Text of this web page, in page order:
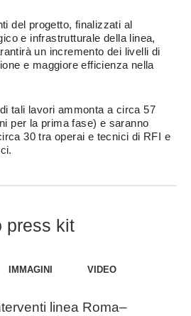
del progetto, finalizzati al
e infrastrutturale della linea,
un incremento dei livelli di
e maggiore efficienza nella
tali lavori ammonta a circa 57
per la prima fase) e saranno
30 tra operai e tecnici di RFI e
press kit
IMMAGINI VIDEO
linea Roma–